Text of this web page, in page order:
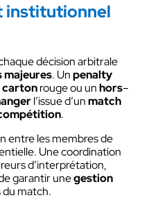
institutionnel
décision arbitrale
majeures. Unpenalty
cartonrouge ou unhors–
l’issue d’unmatch
.
entre les membres de
Une coordination
d’interprétation,
garantir unegestion
match.